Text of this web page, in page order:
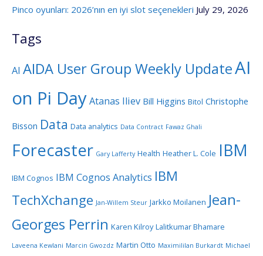
Pinco oyunları: 2026’nın en iyi slot seçenekleri July 29, 2026
Tags
AI AIDA User Group Weekly UpdateAI
on Pi DayAtanas Iliev Bill Higgins Bitol Christophe
Bisson Data Data analytics Data Contract Fawaz Ghali
Forecaster Gary Lafferty Health Heather L. Cole IBM
IBM Cognos IBM Cognos Analytics IBM
TechXchange Jan-Willem Steur Jarkko Moilanen Jean-
Georges Perrin Karen Kilroy Lalitkumar Bhamare
Laveena Kewlani Marcin Gwozdz Martin Otto Maximililan Burkardt Michael